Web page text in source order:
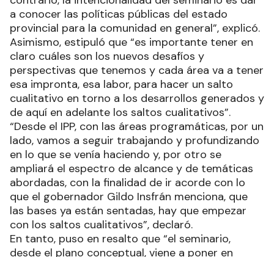
a conocer las políticas públicas del estado
provincial para la comunidad en general”, explicó.
Asimismo, estipuló que “es importante tener en
claro cuáles son los nuevos desafíos y
perspectivas que tenemos y cada área va a tener
esa impronta, esa labor, para hacer un salto
cualitativo en torno a los desarrollos generados y
de aquí en adelante los saltos cualitativos”.
“Desde el IPP, con las áreas programáticas, por un
lado, vamos a seguir trabajando y profundizando
en lo que se venía haciendo y, por otro se
ampliará el espectro de alcance y de temáticas
abordadas, con la finalidad de ir acorde con lo
que el gobernador Gildo Insfrán menciona, que
las bases ya están sentadas, hay que empezar
con los saltos cualitativos”, declaró.
En tanto, puso en resalto que “el seminario,
desde el plano conceptual, viene a poner en